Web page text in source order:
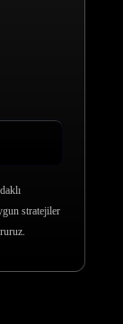
stratejiler